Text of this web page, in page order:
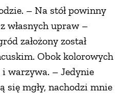
– Na stół powinny
własnych upraw –
założony został
Obok kolorowych
warzywa. – Jedynie
się mgły, nachodzi mnie